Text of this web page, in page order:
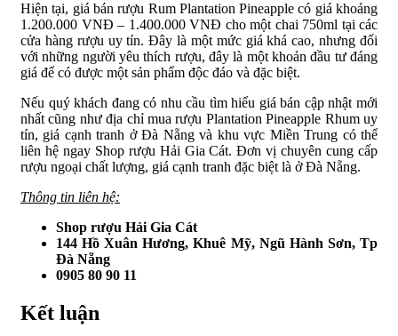
Hiện tại, giá bán rượu Rum Plantation Pineapple có giá khoảng
1.200.000 VNĐ – 1.400.000 VNĐ cho một chai 750ml tại các
cửa hàng rượu uy tín. Đây là một mức giá khá cao, nhưng đối
với những người yêu thích rượu, đây là một khoản đầu tư đáng
giá để có được một sản phẩm độc đáo và đặc biệt.
Nếu quý khách đang có nhu cầu tìm hiểu giá bán cập nhật mới
nhất cũng như địa chỉ mua rượu Plantation Pineapple Rhum uy
tín, giá cạnh tranh ở Đà Nẵng và khu vực Miền Trung có thể
liên hệ ngay Shop rượu Hải Gia Cát. Đơn vị chuyên cung cấp
rượu ngoại chất lượng, giá cạnh tranh đặc biệt là ở Đà Nẵng.
Thông tin liên hệ:
Shop rượu Hải Gia Cát
144 Hồ Xuân Hương, Khuê Mỹ, Ngũ Hành Sơn, Tp
Đà Nẵng
0905 80 90 11
Kết luận